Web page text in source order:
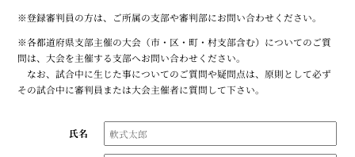
※登録審判員の方は、ご所属の支部や審判部にお問い合わせください。
※各都道府県支部主催の大会（市・区・町・村支部含む）についてのご質
問は、大会を主催する支部へお問い合わせください。
なお、試合中に生じた事についてのご質問や疑問点は、原則として必ず
その試合中に審判員または大会主催者に質問して下さい。
氏名